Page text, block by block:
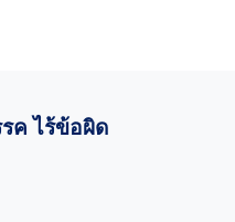
ค ไร้ข้อผิด